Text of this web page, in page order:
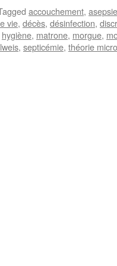
accouchement, asepsie
vie, décès, désinfection,
hygiène, matrone, morgue,
, septicémie, théorie